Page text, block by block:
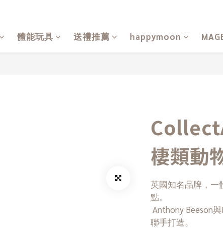
體能玩具 送禮推薦 happymoon
棲類動
英國知名品牌，一
點。
聯手打造。